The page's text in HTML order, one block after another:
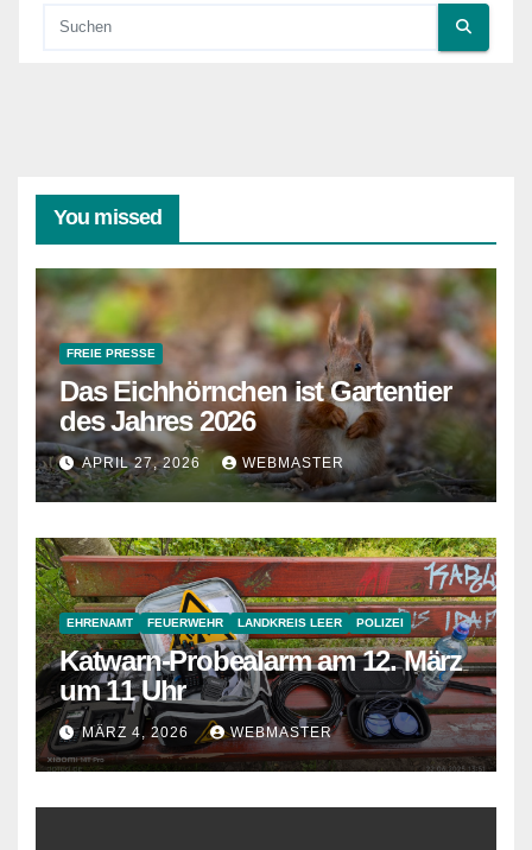
You missed
FREIE PRESSE
Das Eichhörnchen ist Gartentier
des Jahres 2026
APRIL 27, 2026 WEBMASTER
EHRENAMT FEUERWEHR LANDKREIS LEER POLIZEI
Katwarn-Probealarm am 12. März
um 11 Uhr
MÄRZ 4, 2026 WEBMASTER